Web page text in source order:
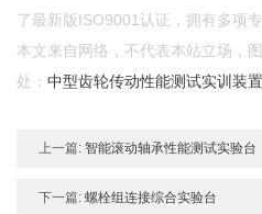
了最新版ISO9001认证，拥有多项专
本文来自网络，不代表本站立场，
处：中型齿轮传动性能测试实训装
上一篇: 智能滚动轴承性能测试实验台
下一篇: 螺栓组连接综合实验台